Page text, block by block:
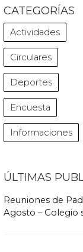
CATEGORÍAS
Actividades
Circulares
Deportes
Encuesta
Informaciones
ÚLTIMAS
Reuniones de
Agosto – Colegio